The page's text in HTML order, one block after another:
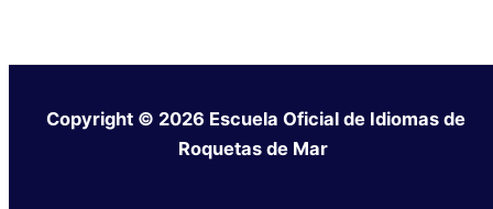
Copyright © 2026 Escuela Oficial de Idiomas de
Roquetas de Mar